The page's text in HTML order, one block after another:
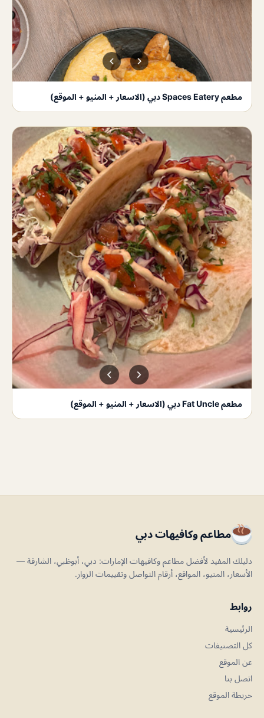
مطعم Spaces Eatery دبي (الاسعار + المنيو + الموقع)
مطعم Fat Uncle دبي (الاسعار + المنيو + الموقع)
مطاعم وكافيهات دبي
دليلك المفيد لأفضل مطاعم وكافيهات الإمارات: دبي، أبوظبي، الشارقة —
الأسعار، المنيو، المواقع، أرقام التواصل وتقييمات الزوار.
روابط
الرئيسية
كل التصنيفات
عن الموقع
اتصل بنا
خريطة الموقع